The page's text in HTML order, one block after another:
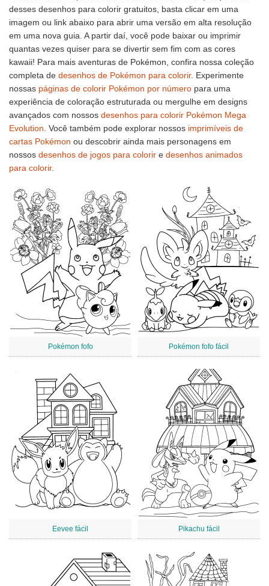
desses desenhos para colorir gratuitos, basta clicar em uma
imagem ou link abaixo para abrir uma versão em alta resolução
em uma nova guia. A partir daí, você pode baixar ou imprimir
quantas vezes quiser para se divertir sem fim com as cores
kawaii! Para mais aventuras de Pokémon, confira nossa coleção
completa de desenhos de Pokémon para colorir. Experimente
nossas páginas de colorir Pokémon por número para uma
experiência de coloração estruturada ou mergulhe em designs
avançados com nossos desenhos para colorir Pokémon Mega
Evolution . Você também pode explorar nossos imprimíveis de
cartas Pokémon ou descobrir ainda mais personagens em
nossos desenhos de jogos para colorir e desenhos animados
para colorir.
Pokémon fofo Pokémon fofo fácil
Eevee fácil Pikachu fácil